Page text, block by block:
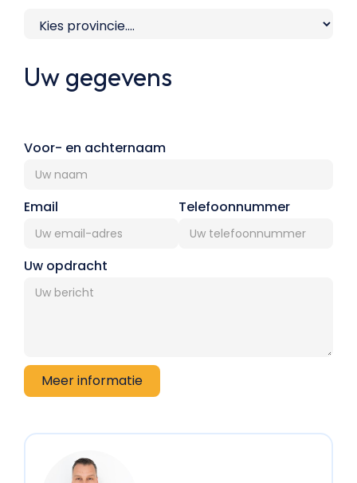
Uw gegevens
Voor- en achternaam
Email Telefoonnummer
Uw opdracht